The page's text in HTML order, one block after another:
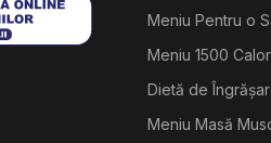
Meniu Pentru o
Meniu 1500
Dietă de
Meniu Masă